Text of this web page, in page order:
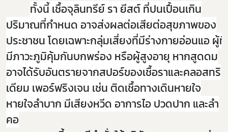
ทั้งนี้ เชื้อจุลินทรีย์ รา ยีสต์ ที่ปนเปื้อนเกิน
ปริมาณที่กำหนด อาจส่งผลต่อเสียต่อสุขภาพของ
ประชาชน โดยเฉพาะกลุ่มเสี่ยงที่มีร่างกายอ่อนแอ ผู้ที่
มีภาวะภูมิคุ้มกันบกพร่อง หรือผู้สูงอายุ หากสูดดม
อาจได้รับอันตรายจากสปอร์ของเชื้อราและคลอสทริ
เดียม เพอร์ฟริงเจน เช่น ติดเชื้อทางเดินหายใจ
หายใจลำบาก มีเสียงหวีด อาการไอ ปวดปาก และลำ
คอ